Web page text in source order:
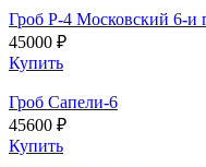
Гроб Р-4 Московский 6-и
45000 ₽
Купить
Гроб Сапели-6
45600 ₽
Купить